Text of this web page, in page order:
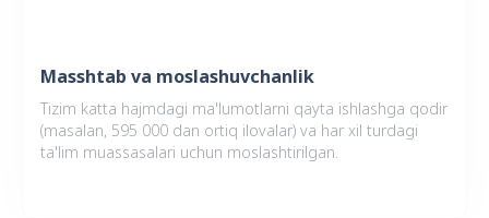
Masshtab va moslashuvchanlik
Tizim katta hajmdagi ma'lumotlarni qayta ishlashga qodir
(masalan, 595 000 dan ortiq ilovalar) va har xil turdagi
ta'lim muassasalari uchun moslashtirilgan.